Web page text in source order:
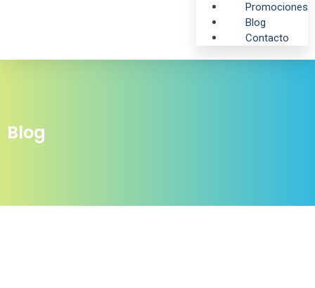
Promociones
Blog
Contacto
Blog